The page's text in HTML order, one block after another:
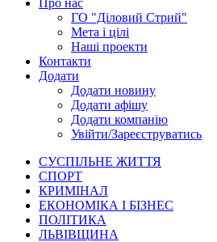
Про нас
ГО "Діловий Стрий"
Мета і цілі
Наші проекти
Контакти
Додати
Додати новину
Додати афішу
Додати компанію
Увійти/Зареєструватись
СУСПІЛЬНЕ ЖИТТЯ
СПОРТ
КРИМІНАЛ
ЕКОНОМІКА І БІЗНЕС
ПОЛІТИКА
ЛЬВІВЩИНА